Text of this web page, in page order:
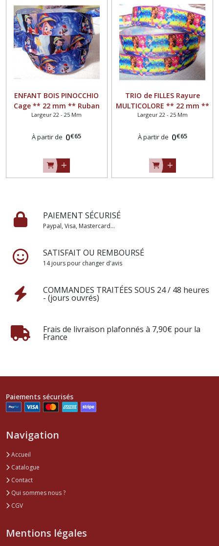
ENFANT BOIS PINOCCHIO
Cage ** 22 mm ** Ruban
gros grain imprimé -
Largeur 22 - 25 Mm
À partir de 0€65
TRIO de FILLES Rayure
MULTICOLORE ** 22 mm **
Ruban gros grain imprimé -
Largeur 22 - 25 Mm
À partir de 0€65
PAIEMENT SÉCURISÉ
Paypal, Visa, Mastercard...
SATISFAIT OU REMBOURSÉ
14 jours pour changer d'avis
COMMANDES TRAITÉES SOUS 24 / 48 heures
- (jours ouvrés)
Frais de livraison plafonnés à 7,90€ pour la
France
Paiements sécurisés
Navigation
Accueil
Catalogue
Contact
Qui sommes nous ?
CGV
Mentions légales